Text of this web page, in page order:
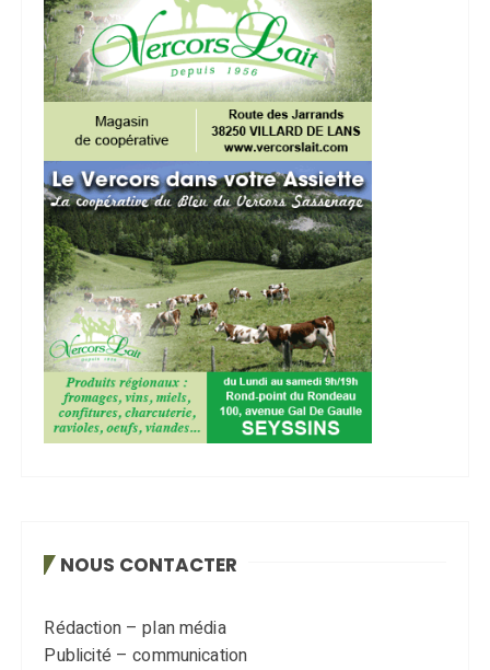
NOUS CONTACTER
Rédaction – plan média
Publicité – communication